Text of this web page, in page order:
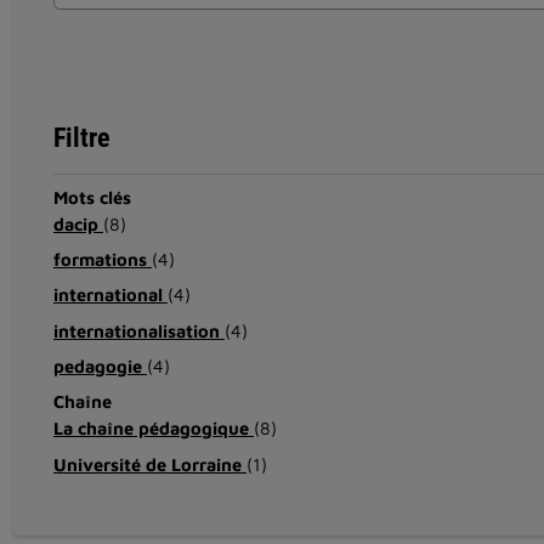
Filtre
Mots clés
dacip (8)
formations (4)
international (4)
internationalisation (4)
pedagogie (4)
Chaîne
La chaîne pédagogique (8)
Université de Lorraine (1)